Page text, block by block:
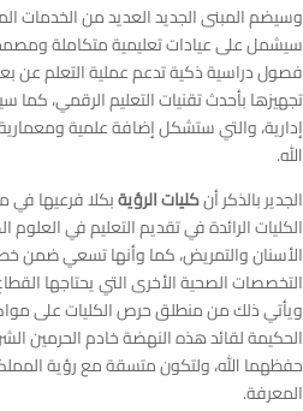
وسيضم المبنى الجديد العديد من الخدمات
سيشمل على عيادات تعليمية متكاملة
فصول دراسية ذكية تدعم عملية التعلم عن
تجهيزها بأحدث تقنيات التعليم الرقمي،
إدارية، والتي ستشكل إضافة علمية
الله.
الجدير بالذكر أنكليات الرؤيةبكلا فرعيها في
الكليات الرائدة في تقديم التعليم في
الأسنان والتمريض، كما وأنها تسعي ضمن
التخصصات الصحية الأخرى التي يحتاجها
ويأتي ذلك من منطلق حرص الكليات على
الحكيمة لقائد هذه النهضة خادم الحرمين
المعرفة.